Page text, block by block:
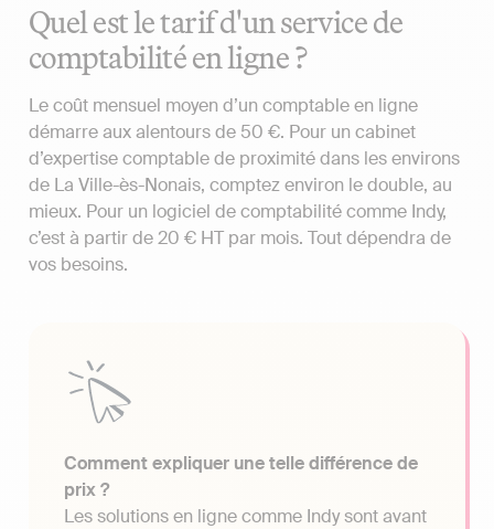
Quel est le tarif d'un service de
comptabilité en ligne ?
Le coût mensuel moyen d’un comptable en ligne
démarre aux alentours de 50 €. Pour un cabinet
d’expertise comptable de proximité dans les environs
de La Ville-ès-Nonais, comptez environ le double, au
mieux. Pour un logiciel de comptabilité comme Indy,
c’est à partir de 20 € HT par mois. Tout dépendra de
vos besoins.
Comment expliquer une telle différence de
prix ?
Les solutions en ligne comme Indy sont avant